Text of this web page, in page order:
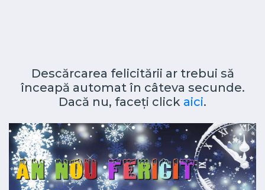
Descărcarea felicitării ar trebui să
înceapă automat în câteva secunde.
Dacă nu, faceți click aici.